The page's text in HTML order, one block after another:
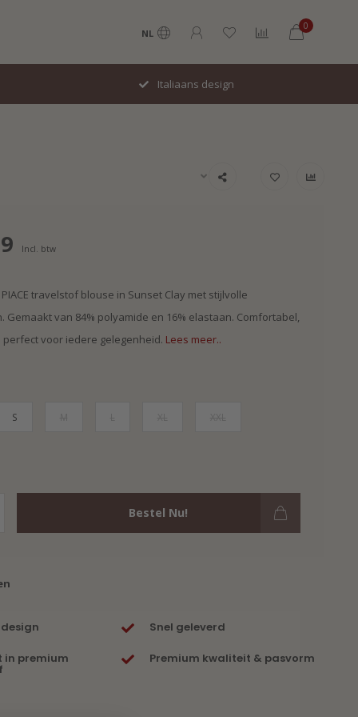
NL
0
Italiaans design
Incl. btw
travelstof blouse in Sunset Clay met stijlvolle
Gemaakt van 84% polyamide en 16% elastaan. Comfortabel,
perfect voor iedere gelegenheid. Lees meer..
S
Bestel Nu!
Snel geleverd
in premium Premium kwaliteit & pasvorm